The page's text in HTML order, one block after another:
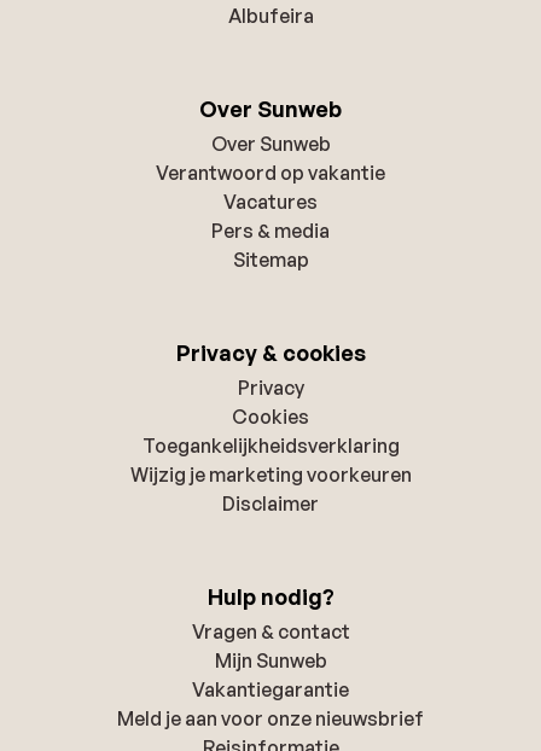
Albufeira
Over Sunweb
Over Sunweb
Verantwoord op vakantie
Vacatures
Pers & media
Sitemap
Privacy & cookies
Privacy
Cookies
Toegankelijkheidsverklaring
Wijzig je marketing voorkeuren
Disclaimer
Hulp nodig?
Vragen & contact
Mijn Sunweb
Vakantiegarantie
Meld je aan voor onze nieuwsbrief